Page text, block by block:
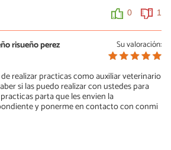
0 1
Su valoración:
risueño perez
realizar practicas como auxiliar veterinario
si las puedo realizar con ustedes para
parta que les envien la
y ponerme en contacto con conmi